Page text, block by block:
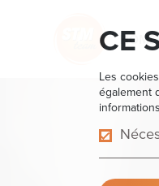
CE
Les
également
HOME